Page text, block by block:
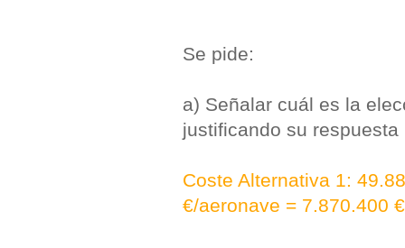
Se pide:
a) Señalar cuál es la
justificando su respuesta
Coste Alternativa 1:
€/aeronave = 7.870.400 €